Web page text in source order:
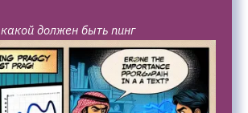
какой должен быть пинг